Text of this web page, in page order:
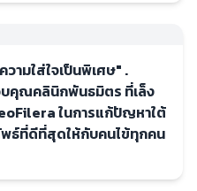
ามใส่ใจเป็นพิเศษ" .
คุณคลินิกพันธมิตร ที่เล็ง
ในการแก้ปัญหาใต้
ธ์ที่ดีที่สุดให้กับคนไข้ทุกคน